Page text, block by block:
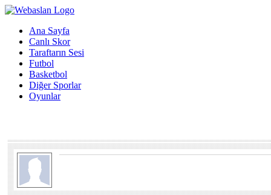
Ana Sayfa
Canlı Skor
Taraftarın Sesi
Futbol
Basketbol
Diğer Sporlar
Oyunlar